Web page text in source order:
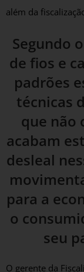
além da
Segundo
de fios e
padrões
técnicas
que não
acabam
desleal
para a
o
seu
O gerente da